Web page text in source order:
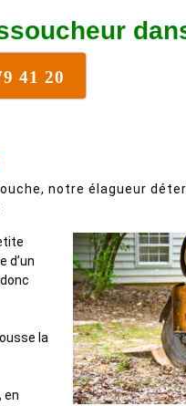
41 20
notre élagueur
d’un
la
en